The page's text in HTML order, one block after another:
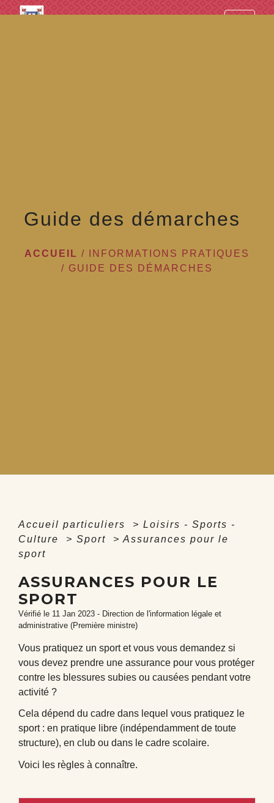
googled7e4d5fb082cc1df.html
Guide des démarches
ACCUEIL /
INFORMATIONS PRATIQUES
/ GUIDE DES DÉMARCHES
Accueil particuliers > Loisirs - Sports -
Culture
> Sport > Assurances pour le
sport
ASSURANCES POUR LE
SPORT
Vérifié le 11 Jan 2023 - Direction de l'information légale et
administrative (Première ministre)
Vous pratiquez un sport et vous vous demandez si
vous devez prendre une assurance pour vous protéger
contre les blessures subies ou causées pendant votre
activité ?
Cela dépend du cadre dans lequel vous pratiquez le
sport : en pratique libre (indépendamment de toute
structure), en club ou dans le cadre scolaire.
Voici les règles à connaître.